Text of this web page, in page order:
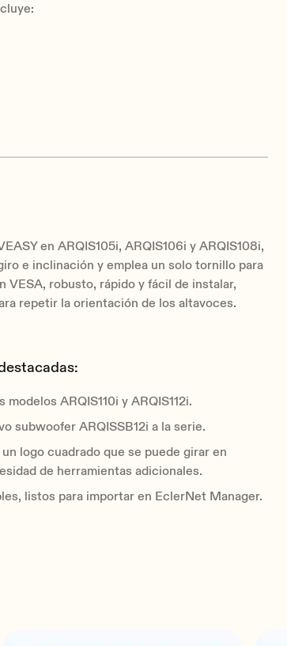
en ARQIS105i, ARQIS106i y ARQIS108i,
e inclinación y emplea un solo tornillo para
VESA, robusto, rápido y fácil de instalar,
repetir la orientación de los altavoces.
ARQIS110i y ARQIS112i.
subwoofer ARQISSB12i a la serie.
logo cuadrado que se puede girar en
de herramientas adicionales.
listos para importar en EclerNet Manager.